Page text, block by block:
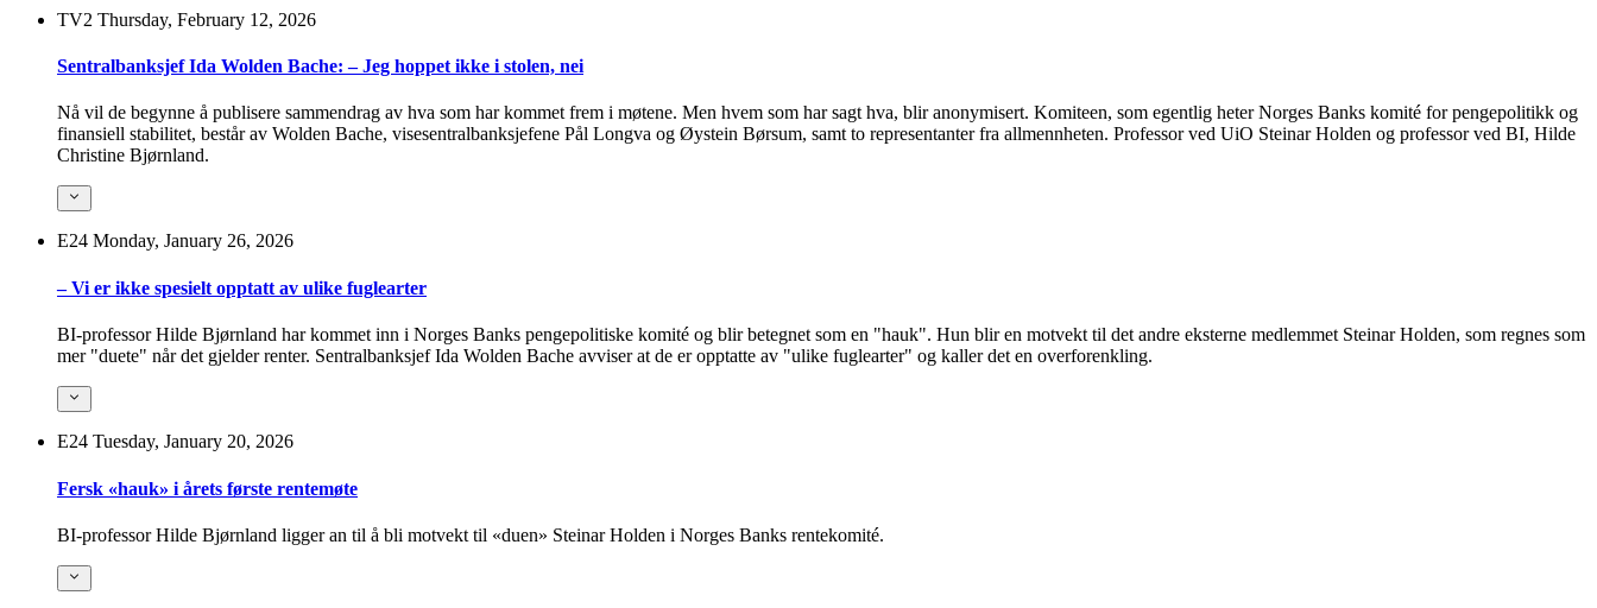
TV2 Thursday, February 12, 2026
Sentralbanksjef Ida Wolden Bache: – Jeg hoppet ikke i stolen, nei
Nå vil de begynne å publisere sammendrag av hva som har kommet frem i møtene. Men hvem som har sagt hva, blir anonymisert. Komiteen, som egentlig heter Norges Banks komité for pengepolitikk og
finansiell stabilitet, består av Wolden Bache, visesentralbanksjefene Pål Longva og Øystein Børsum, samt to representanter fra allmennheten. Professor ved UiO Steinar Holden og professor ved BI, Hilde
Christine Bjørnland.
E24 Monday, January 26, 2026
– Vi er ikke spesielt opptatt av ulike fuglearter
BI-professor Hilde Bjørnland har kommet inn i Norges Banks pengepolitiske komité og blir betegnet som en "hauk". Hun blir en motvekt til det andre eksterne medlemmet Steinar Holden, som regnes som
mer "duete" når det gjelder renter. Sentralbanksjef Ida Wolden Bache avviser at de er opptatte av "ulike fuglearter" og kaller det en overforenkling.
E24 Tuesday, January 20, 2026
Fersk «hauk» i årets første rentemøte
BI-professor Hilde Bjørnland ligger an til å bli motvekt til «duen» Steinar Holden i Norges Banks rentekomité.